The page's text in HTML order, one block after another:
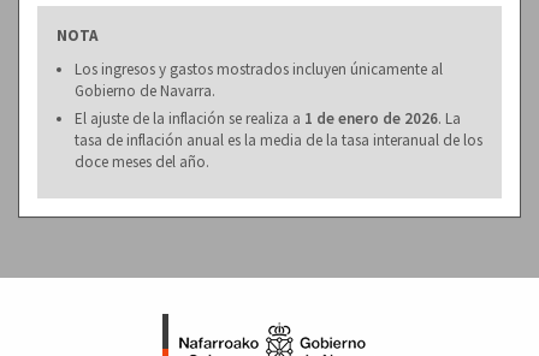
NOTA
Los ingresos y gastos mostrados incluyen únicamente al
Gobierno de Navarra.
El ajuste de la inflación se realiza a 1 de enero de 2026. La
tasa de inflación anual es la media de la tasa interanual de los
doce meses del año.